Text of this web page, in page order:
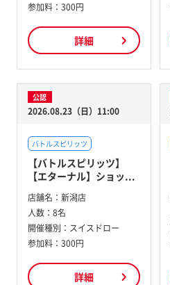
参加料： 300円
詳細
公認
2026.08.23（日）11:00
バトルスピリッツ
【バトルスピリッツ】
【エターナル】ショッ...
店舗名： 新潟店
人数： 8名
開催種別： スイスドロー
参加料： 300円
詳細